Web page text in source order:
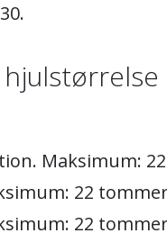
Maksimum:
22
22